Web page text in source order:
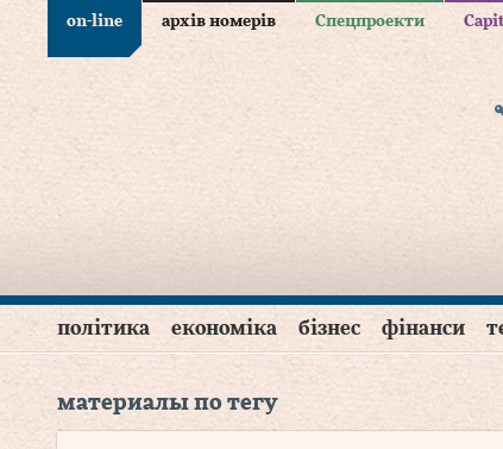
on-line архів номерів Спецпроекти
політика економіка бізнес фінанси
материалы по тегу